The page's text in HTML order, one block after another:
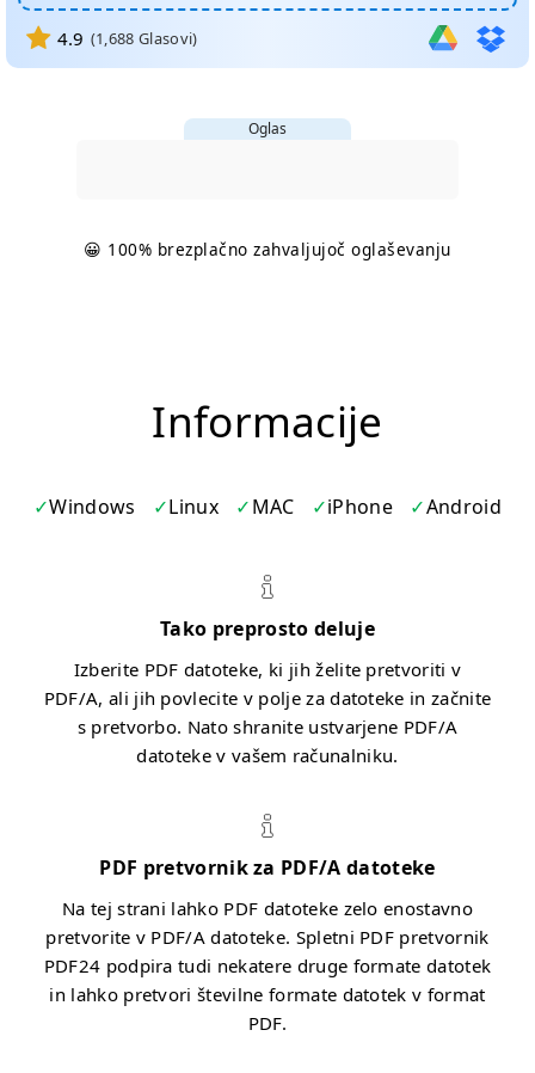
4.9 (1,688 Glasovi)
Oglas
😀 100% brezplačno zahvaljujoč oglaševanju
Informacije
Windows Linux MAC iPhone Android
Tako preprosto deluje
Izberite PDF datoteke, ki jih želite pretvoriti v
PDF/A, ali jih povlecite v polje za datoteke in začnite
s pretvorbo. Nato shranite ustvarjene PDF/A
datoteke v vašem računalniku.
PDF pretvornik za PDF/A datoteke
Na tej strani lahko PDF datoteke zelo enostavno
pretvorite v PDF/A datoteke. Spletni PDF pretvornik
PDF24 podpira tudi nekatere druge formate datotek
in lahko pretvori številne formate datotek v format
PDF.